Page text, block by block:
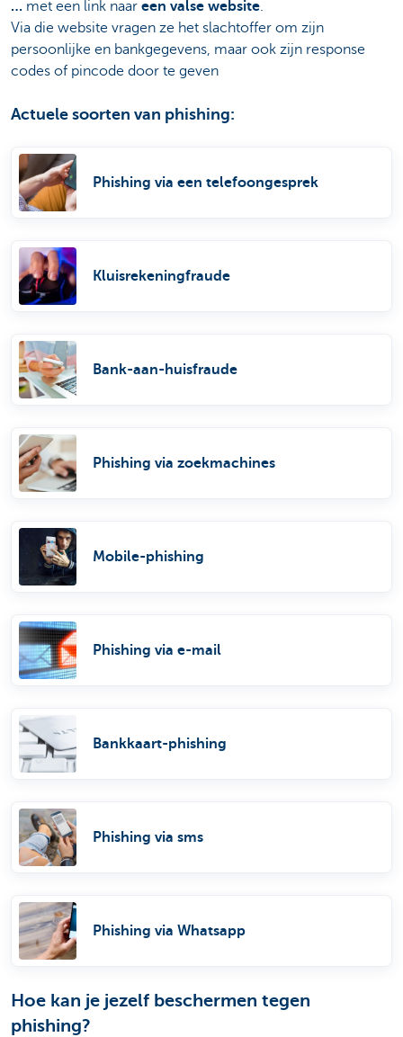
… met een link naar een valse website.
Via die website vragen ze het slachtoffer om zijn
persoonlijke en bankgegevens, maar ook zijn response
codes of pincode door te geven
Actuele soorten van phishing:
Phishing via een telefoongesprek
Kluisrekeningfraude
Bank-aan-huisfraude
Phishing via zoekmachines
Mobile-phishing
Phishing via e-mail
Bankkaart-phishing
Phishing via sms
Phishing via Whatsapp
Hoe kan je jezelf beschermen tegen
phishing?